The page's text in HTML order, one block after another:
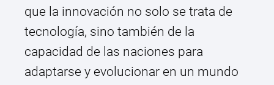
que la innovación no solo se trata de
tecnología, sino también de la
capacidad de las naciones para
adaptarse y evolucionar en un mundo